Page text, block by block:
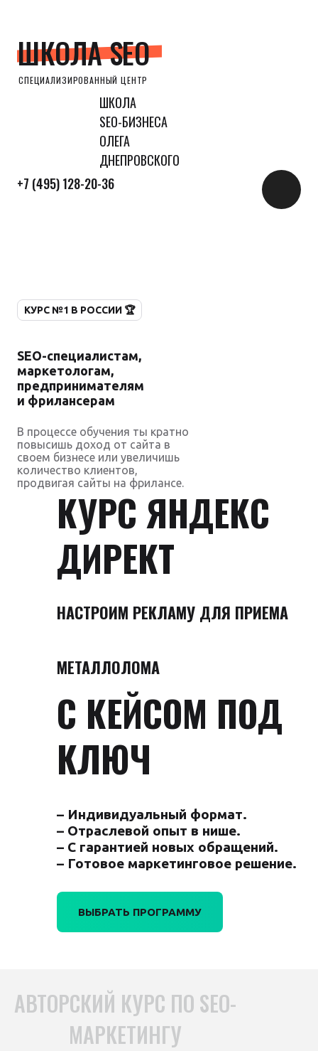
ШКОЛА SEO
СПЕЦИАЛИЗИРОВАННЫЙ ЦЕНТР
ШКОЛА
SEO-БИЗНЕСА
ОЛЕГА
ДНЕПРОВСКОГО
+7 (495) 128-20-36
КУРС №1 В РОССИИ 🏆
SEO-специалистам,
маркетологам,
предпринимателям
и фрилансерам
В процессе обучения ты кратно
повысишь доход от сайта в
своем бизнесе или увеличишь
количество клиентов,
продвигая сайты на фрилансе.
КУРС ЯНДЕКС
ДИРЕКТ
НАСТРОИМ РЕКЛАМУ ДЛЯ ПРИЕМА
МЕТАЛЛОЛОМА
С КЕЙСОМ ПОД
КЛЮЧ
– Индивидуальный формат.
– Отраслевой опыт в нише.
– С гарантией новых обращений.
– Готовое маркетинговое решение.
ВЫБРАТЬ ПРОГРАММУ
АВТОРСКИЙ КУРС ПО SEO-
МАРКЕТИНГУ